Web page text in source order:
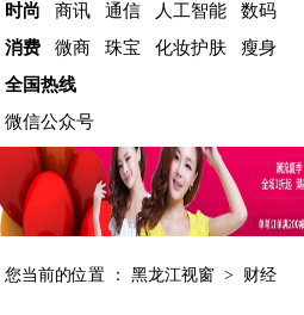
时尚
商讯 通信 人工智能
数码
消费
微商 珠宝 化妆护肤
瘦身
全国热线
微信公众号
您当前的位置 ：黑龙江视窗 > 财经